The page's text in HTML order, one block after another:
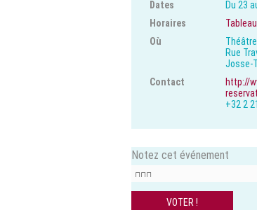
Dates
Du 23
Horaires
Où
Rue
Josse-
Contact
http://
+32 2
Notez cet événement